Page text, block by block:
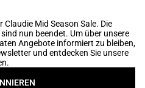
Mid Season Sale. Die
nun beendet. Um über unsere
Angebote informiert zu bleiben,
und entdecken Sie unsere